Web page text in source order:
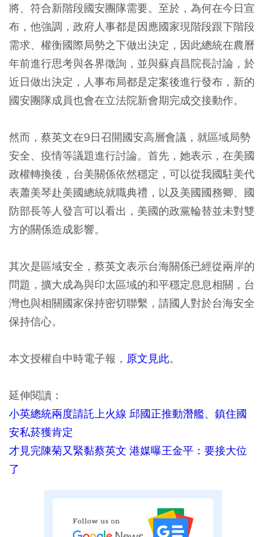
將、符合新階段國安團隊需要。至於，為何在今日宣
布，他強調，政府人事都是因應國家現階段跟下階段
需求、權衡國際局勢之下做出決定，因此總統在農曆
年前進行思考與各界徵詢，並與蘇貞昌院長討論，於
近日做出決定，人事布局都是定案後進行發布，新的
國安團隊成員也會在立法院新會期完成交接動作。
然而，蔡英文在9日召開國安高層會議，就區域局勢
安全、疫情等議題進行討論。首先，她表示，在美國
政權轉換後，台美關係依然穩定，可以從我國駐美代
表蕭美琴赴美國總統就職典禮，以及美國國務卿、國
防部長等人發言可以看出，美國的政黨輪替並未對雙
方的關係造成影響。
其次是區域安全，蔡英文表示台海關係已經從兩岸的
問題，擴大成為與印太區域的和平穩定息息相關，台
灣也與相關國家保持密切聯繫，請國人對於台海安全
保持信心。
本文授權自中時電子報， 原文見此。
延伸閱讀：
小英總統兩度請託上火線 邱國正推動潛艦、鎮住國
安私菸獲肯定
才見完陳菊又緊黏蔡英文 港媒曝王金平：要接大位
了